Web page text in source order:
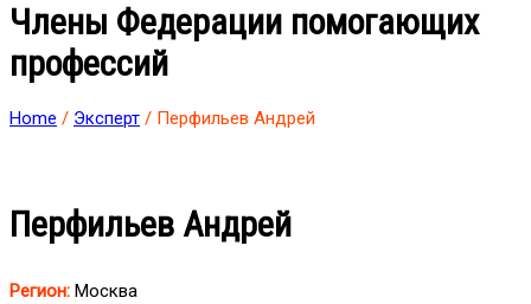
Члены Федерации помогающих
профессий
Home / Эксперт / Перфильев Андрей
Перфильев Андрей
Регион: Москва